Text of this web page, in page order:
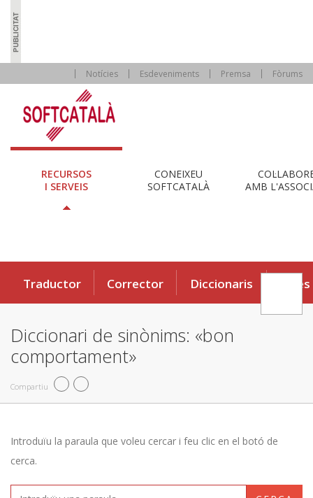
Notícies Esdeveniments Premsa Fòrums
RECURSOS
I SERVEIS
CONEIXEU
SOFTCATALÀ
AMB
Traductor Corrector Diccionaris Eines
Diccionari de sinònims: «bon
comportament»
Compartiu
Introduïu la paraula que voleu cercar i feu clic en el botó de
cerca.